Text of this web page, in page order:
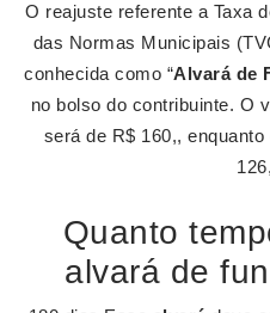
O reajuste referente a Taxa
das Normas Municipais
conhecida como “Alvará de
no bolso do contribuinte. O
será de R$ 160,,
Quanto
alvará de